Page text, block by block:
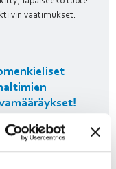
vaatimukset.